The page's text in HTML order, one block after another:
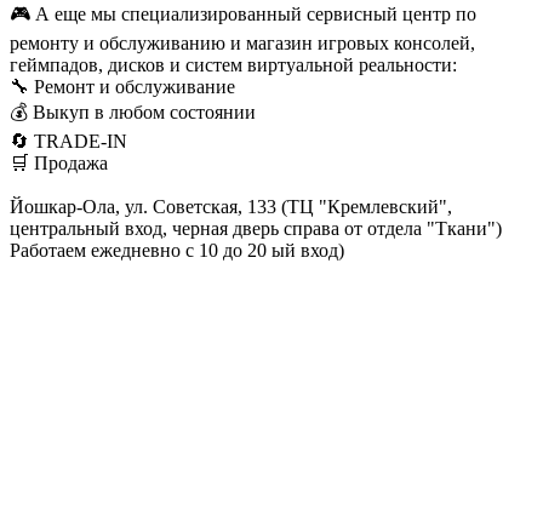
🎮 А еще мы специализированный сервисный центр по
ремонту и обслуживанию и магазин игровых консолей,
геймпадов, дисков и систем виртуальной реальности:
🔧 Ремонт и обслуживание
💰 Выкуп в любом состоянии
🔄 TRADE-IN
🛒 Продажа
Йошкар-Ола, ул. Советская, 133 (ТЦ "Кремлевский",
центральный вход, черная дверь справа от отдела "Ткани")
Работаем ежедневно с 10 до 20 ый вход)